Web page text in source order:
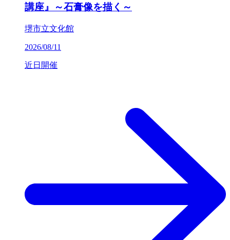
講座』～石膏像を描く～
堺市立文化館
2026/08/11
近日開催